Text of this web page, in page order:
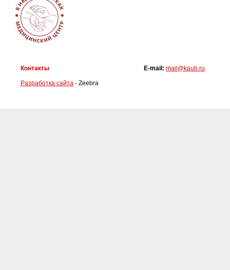
Контакты
Разработка сайта - Zeebra
E-mail: mail@kaub.ru